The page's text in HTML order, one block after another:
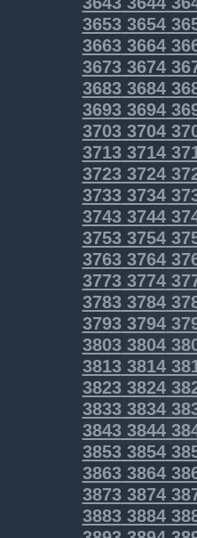
36533654
36633664
36733674
36833684
36933694
37033704
37133714
37233724
37333734
37433744
37533754
37633764
37733774
37833784
37933794
38033804
38133814
38233824
38333834
38433844
38533854
38633864
38733874
38833884